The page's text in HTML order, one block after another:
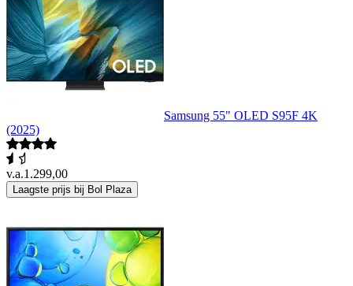
Samsung 55" OLED S95F 4K
(2025)
v.a.1.299,00
Laagste prijs bij Bol Plaza